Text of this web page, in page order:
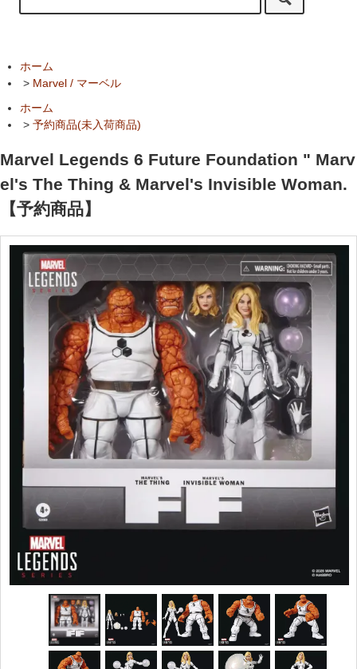
ホーム
> Marvel / マーベル
ホーム
> 予約商品(未入荷商品)
Marvel Legends 6 Future Foundation " Marv
el's The Thing & Marvel's Invisible Woman.
【予約商品】